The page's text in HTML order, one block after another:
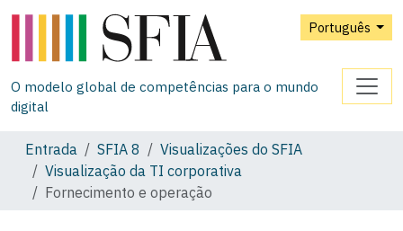
Português
O modelo global de competências para o mundo
digital
Entrada SFIA 8
Visualizações do SFIA
Visualização da TI corporativa
Fornecimento e operação